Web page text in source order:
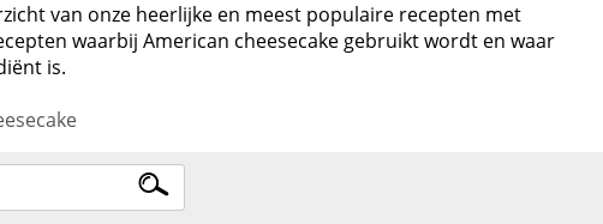
van onze heerlijke en meest populaire recepten met
waarbij American cheesecake gebruikt wordt en waar
is.